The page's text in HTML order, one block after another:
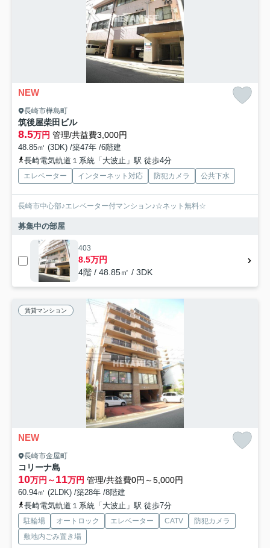
NEW
長崎市樺島町
筑後屋柴田ビル
8.5万円 管理/共益費3,000円
48.85㎡ (3DK) /築47年 /6階建
長崎電気軌道１系統「大波止」駅 徒歩4分
エレベーター インターネット対応 防犯カメラ 公共下水
長崎市中心部♪エレベーター付マンション♪☆ネット無料☆
募集中の部屋
403
8.5万円
4階 / 48.85㎡ / 3DK
賃貸マンション
NEW
長崎市金屋町
コリーナ島
10万円～11万円 管理/共益費0円～5,000円
60.94㎡ (2LDK) /築28年 /8階建
長崎電気軌道１系統「大波止」駅 徒歩7分
駐輪場 オートロック エレベーター CATV
防犯カメラ
敷地内ごみ置き場